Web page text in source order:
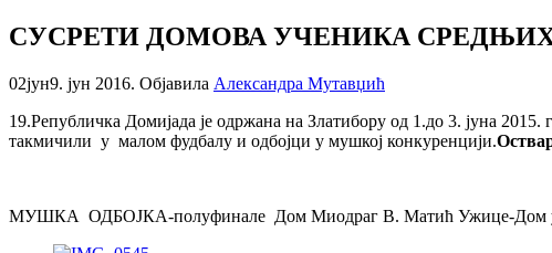
СУСРЕТИ ДОМОВА УЧЕНИКА СРЕДЊИХ
02јун9. јун 2016. Објавила Александра Мутавџић
19.Републичка Домијада је одржана на Златибору од 1.до 3. јуна
такмичили у малом фудбалу и одбојци у мушкој конкуренцији.
МУШКА ОДБОЈКА-полуфинале Дом Миодраг В. Матић Ужице-Дом